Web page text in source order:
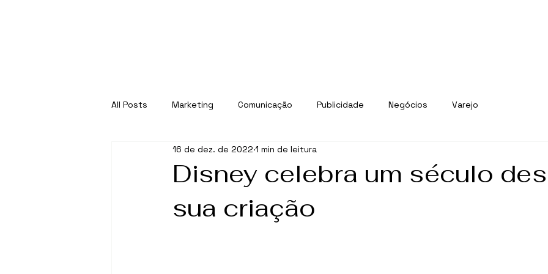
All Posts Marketing Comunicação Publicidade Negócios Varejo
Disney celebra um século
sua criação
16 de dez. de 2022 1 min de leitura